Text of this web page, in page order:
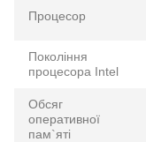
Процесор
Покоління
процесора Intel
Обсяг
оперативної
пам`яті